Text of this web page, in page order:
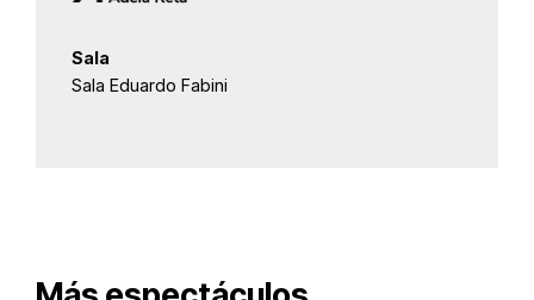
Sala
Sala Eduardo Fabini